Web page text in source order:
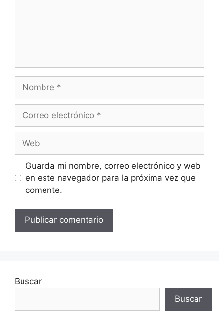
electrónico
Guarda mi nombre, correo electrónico y web
en este navegador para la próxima vez que
comente.
Buscar
Buscar